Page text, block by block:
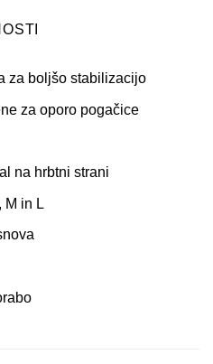
za boljšo stabilizacijo
za oporo pogačice
na hrbtni strani
M in L